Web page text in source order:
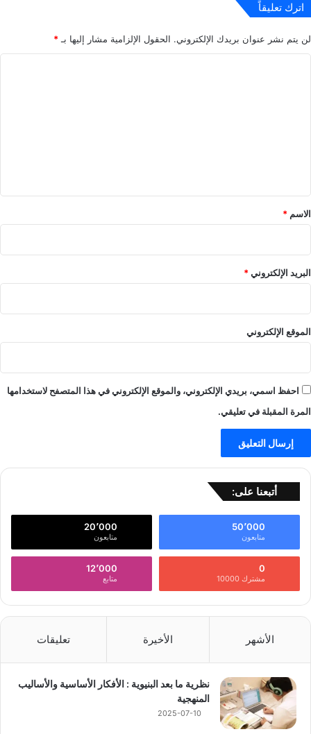
اترك تعليقاً
لن يتم نشر عنوان بريدك الإلكتروني. الحقول الإلزامية مشار إليها بـ *
*
الاسم *
البريد الإلكتروني*
الموقع الإلكتروني
احفظ اسمي، بريدي الإلكتروني، والموقع الإلكتروني في هذا المتصفح لاستخدامها
المرة المقبلة في تعليقي.
أتبعنا على:
50٬000
متابعون
20٬000
متابعون
0
مشترك 10000
12٬000
متابع
الأشهر الأخيرة تعليقات
نظرية ما بعد البنيوية : الأفكار الأساسية والأساليب
المنهجية
2025-07-10